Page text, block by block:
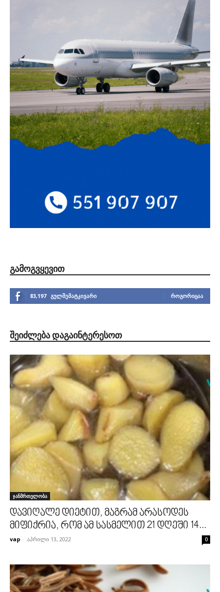
ᲒᲐᲛᲝᲒᲕᲧᲔᲕᲘᲗ
83,197 გულშემატკივარი ᲠᲝᲒᲝᲠᲘᲪᲐᲐ
ᲨᲔᲘᲫᲚᲔᲑᲐ ᲓᲐᲒᲐᲘᲜᲢᲔᲠᲔᲡᲝᲗ
ჯანმრთელობა
დავიღალე დიეტით, მაგრამ არასოდეს
მიფიქრია, რომ ამ სასმელით 21 დღეში 14...
vap - აპრილი 13, 2022 0